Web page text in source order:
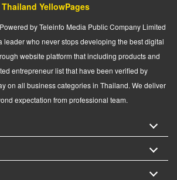
Thailand YellowPages
by Teleinfo Media Public Company Limited
leader who never stops developing the best digital
website platform that including products and
entrepreneur list that have been verified by
on all business categories in Thailand. We deliver
expectation from professional team.